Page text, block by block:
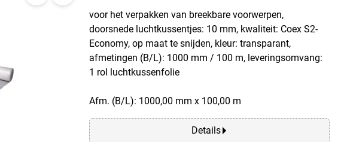
voor het verpakken van breekbare voorwerpen,
doorsnede luchtkussentjes: 10 mm, kwaliteit: Coex S2-
Economy, op maat te snijden, kleur: transparant,
afmetingen (B/L): 1000 mm / 100 m, leveringsomvang:
1 rol luchtkussenfolie
Afm. (B/L): 1000,00 mm x 100,00 m
Details